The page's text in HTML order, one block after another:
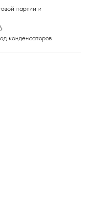
партии и
конденсаторов